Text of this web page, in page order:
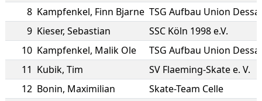
8 Kampfenkel, Finn Bjarne TSG Aufbau Union
9 Kieser, Sebastian
SSC Köln 1998 e.V.
10 Kampfenkel, Malik Ole
TSG Aufbau Union
11 Kubik, Tim
SV Flaeming-Skate e. V.
12 Bonin, Maximilian
Skate-Team Celle